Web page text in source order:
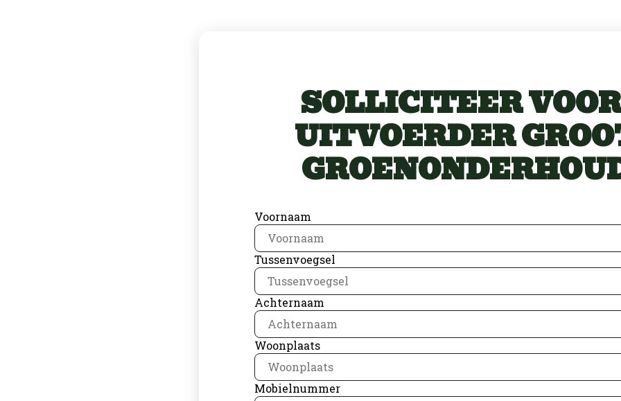
SOLLICITEER
UITVOERDER
Voornaam
Tussenvoegsel
Achternaam
Woonplaats
Mobielnummer